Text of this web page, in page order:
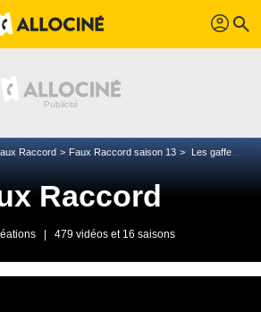
profil search
Raccord Faux Raccord saison 13 Les gaffes et erreurs de Matrix Revolutions
Raccord
479 vidéos et 16 saisons